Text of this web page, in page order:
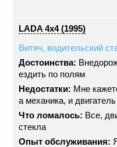
LADA 4x4 (1995)
Витяч, водительский
Достоинства:
ездить по полям
Недостатки: Мне
а механика, и
Что ломалось: Все,
стекла
Опыт обслуживания: